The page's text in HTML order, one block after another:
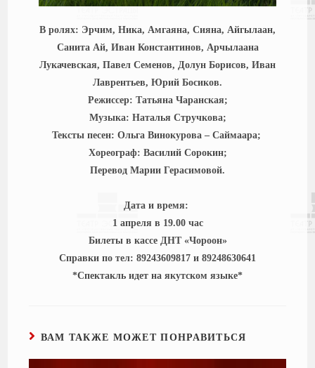
В ролях: Эрчим, Ника, Амгаяна, Сияна, Айгылаан,
Санита Ай, Иван Константинов, Арчылаана
Лукачевская, Павел Семенов, Долун Борисов, Иван
Лаврентьев, Юрий Босиков.
Режиссер: Татьяна Чаранская;
Музыка: Наталья Стручкова;
Тексты песен: Ольга Винокурова – Саймаара;
Хореограф: Василий Сорокин;
Перевод Марии Герасимовой.
Дата и время:
1 апреля в 19.00 час
Билеты в кассе ДНТ «Чороон»
Справки по тел: 89243609817 и 89248630641
*Спектакль идет на якутском языке*
ВАМ ТАКЖЕ МОЖЕТ ПОНРАВИТЬСЯ